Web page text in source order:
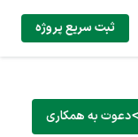
ثبت سریع پروژه
دعوت به همکاری